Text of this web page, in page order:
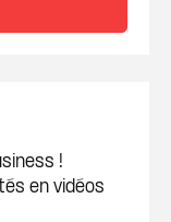
!
en vidéos